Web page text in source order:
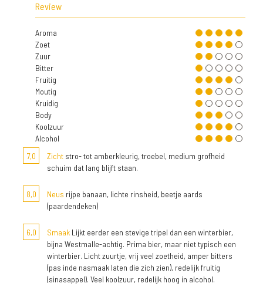
Review
Aroma
Zoet
Zuur
Bitter
Fruitig
Moutig
Kruidig
Body
Koolzuur
Alcohol
7,0
Zicht stro- tot amberkleurig, troebel, medium grofheid
schuim dat lang blijft staan.
8,0 Neus rijpe banaan, lichte rinsheid, beetje aards
(paardendeken)
6,0 Smaak Lijkt eerder een stevige tripel dan een winterbier,
bijna Westmalle-achtig. Prima bier, maar niet typisch een
winterbier. Licht zuurtje, vrij veel zoetheid, amper bitters
(pas inde nasmaak laten die zich zien), redelijk fruitig
(sinasappel). Veel koolzuur, redelijk hoog in alcohol.